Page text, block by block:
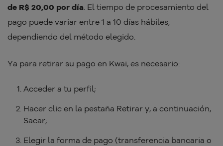
de R$ 20,00 por día . El tiempo de procesamiento del
pago puede variar entre 1 a 10 días hábiles,
dependiendo del método elegido.
Ya para retirar su pago en Kwai, es necesario:
Acceder a tu perfil;
Hacer clic en la pestaña Retirar y, a continuación,
Sacar;
Elegir la forma de pago (transferencia bancaria o